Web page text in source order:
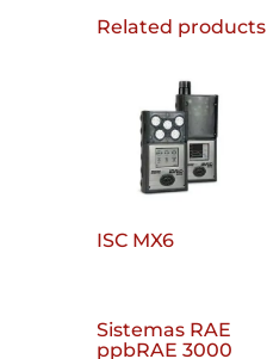
Related products
ISC MX6
Sistemas RAE
ppbRAE 3000